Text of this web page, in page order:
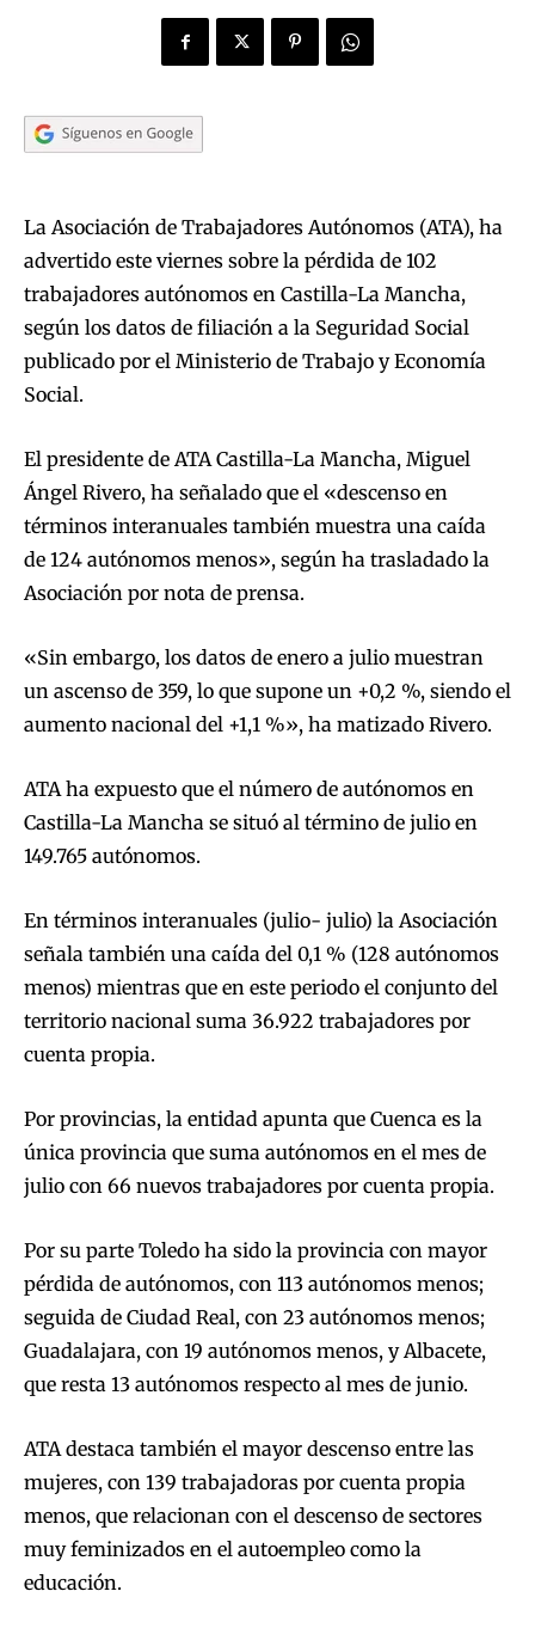
La Asociación de Trabajadores Autónomos (ATA), ha
advertido este viernes sobre la pérdida de 102
trabajadores autónomos en Castilla-La Mancha,
según los datos de filiación a la Seguridad Social
publicado por el Ministerio de Trabajo y Economía
Social.
El presidente de ATA Castilla-La Mancha, Miguel
Ángel Rivero, ha señalado que el «descenso en
términos interanuales también muestra una caída
de 124 autónomos menos», según ha trasladado la
Asociación por nota de prensa.
«Sin embargo, los datos de enero a julio muestran
un ascenso de 359, lo que supone un +0,2 %, siendo el
aumento nacional del +1,1 %», ha matizado Rivero.
ATA ha expuesto que el número de autónomos en
Castilla-La Mancha se situó al término de julio en
149.765 autónomos.
En términos interanuales (julio- julio) la Asociación
señala también una caída del 0,1 % (128 autónomos
menos) mientras que en este periodo el conjunto del
territorio nacional suma 36.922 trabajadores por
cuenta propia.
Por provincias, la entidad apunta que Cuenca es la
única provincia que suma autónomos en el mes de
julio con 66 nuevos trabajadores por cuenta propia.
Por su parte Toledo ha sido la provincia con mayor
pérdida de autónomos, con 113 autónomos menos;
seguida de Ciudad Real, con 23 autónomos menos;
Guadalajara, con 19 autónomos menos, y Albacete,
que resta 13 autónomos respecto al mes de junio.
ATA destaca también el mayor descenso entre las
mujeres, con 139 trabajadoras por cuenta propia
menos, que relacionan con el descenso de sectores
muy feminizados en el autoempleo como la
educación.